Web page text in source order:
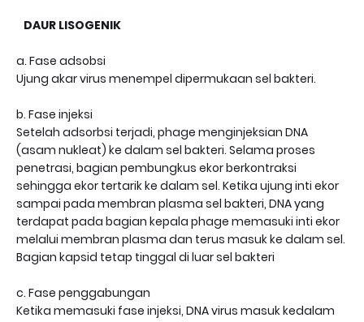
DAUR LISOGENIK
a. Fase adsobsi
Ujung akar virus menempel dipermukaan sel bakteri.
b. Fase injeksi
Setelah adsorbsi terjadi, phage menginjeksian DNA
(asam nukleat) ke dalam sel bakteri. Selama proses
penetrasi, bagian pembungkus ekor berkontraksi
sehingga ekor tertarik ke dalam sel. Ketika ujung inti ekor
sampai pada membran plasma sel bakteri, DNA yang
terdapat pada bagian kepala phage memasuki inti ekor
melalui membran plasma dan terus masuk ke dalam sel.
Bagian kapsid tetap tinggal di luar sel bakteri
c. Fase penggabungan
Ketika memasuki fase injeksi, DNA virus masuk kedalam